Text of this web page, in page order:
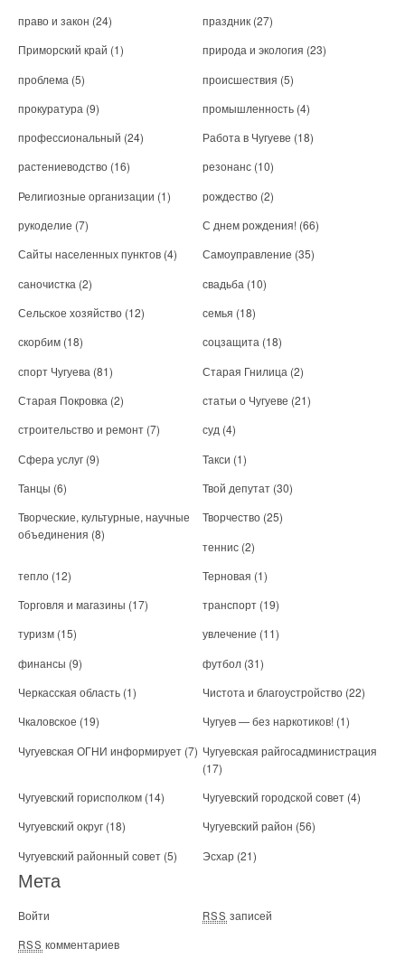
право и закон (24) праздник (27)
Приморский край (1) природа и экология (23)
проблема (5) происшествия (5)
прокуратура (9) промышленность (4)
профессиональный (24) Работа в Чугуеве (18)
растениеводство (16) резонанс (10)
Религиозные организации (1) рождество (2)
рукоделие (7) С днем рождения! (66)
Сайты населенных пунктов (4) Самоуправление (35)
саночистка (2) свадьба (10)
Сельское хозяйство (12) семья (18)
скорбим (18) соцзащита (18)
спорт Чугуева (81) Старая Гнилица (2)
Старая Покровка (2) статьи о Чугуеве (21)
строительство и ремонт (7) суд (4)
Сфера услуг (9) Такси (1)
Танцы (6) Твой депутат (30)
Творческие, культурные, научные
объединения (8)
Творчество (25)
теннис (2)
тепло (12) Терновая (1)
Торговля и магазины (17) транспорт (19)
туризм (15) увлечение (11)
финансы (9) футбол (31)
Черкасская область (1) Чистота и благоустройство (22)
Чкаловское (19) Чугуев — без наркотиков! (1)
Чугуевская ОГНИ информирует (7) Чугуевская райгосадминистрация
(17)
Чугуевский горисполком (14) Чугуевский городской совет (4)
Чугуевский округ (18) Чугуевский район (56)
Чугуевский районный совет (5) Эсхар (21)
Мета
Войти RSS записей
RSS комментариев